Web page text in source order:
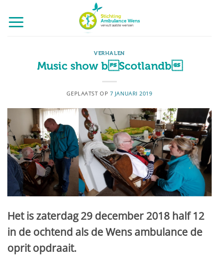
naar
inhoud
VERHALEN
Music show bScotlandb
GEPLAATST OP 7 JANUARI 2019
Het is zaterdag 29 december 2018 half 12
in de ochtend als de Wens ambulance de
oprit opdraait.